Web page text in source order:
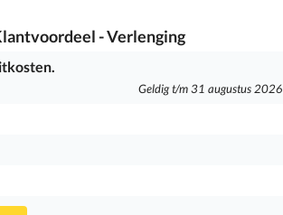
- Verlenging
Geldig t/m 31 augustus 2026